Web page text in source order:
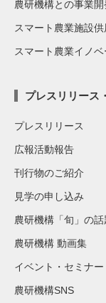
農研機構との事業開
スマート農業施設
スマート農業イノ
プレスリリース
プレスリリース
広報活動報告
刊行物のご紹介
見学の申し込み
農研機構「旬」の話
農研機構 動画集
イベント・セミナー
農研機構SNS